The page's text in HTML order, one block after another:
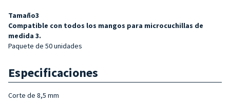
Tamaño3
Compatible con todos los mangos para microcuchillas de
medida 3.
Paquete de 50 unidades
Especificaciones
Corte de 8,5 mm